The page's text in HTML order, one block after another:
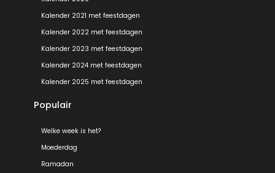
Kalender 2021 met feestdagen
Kalender 2022 met feestdagen
Kalender 2023 met feestdagen
Kalender 2024 met feestdagen
Kalender 2025 met feestdagen
Populair
Welke week is het?
Moederdag
Ramadan